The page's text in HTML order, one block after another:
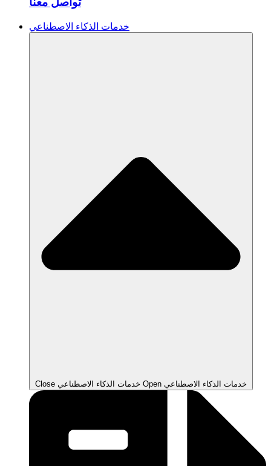
خدمات الذكاء الاصطناعي
Close خدمات الذكاء الاصطناعي Open خدمات الذكاء الاصطناعي